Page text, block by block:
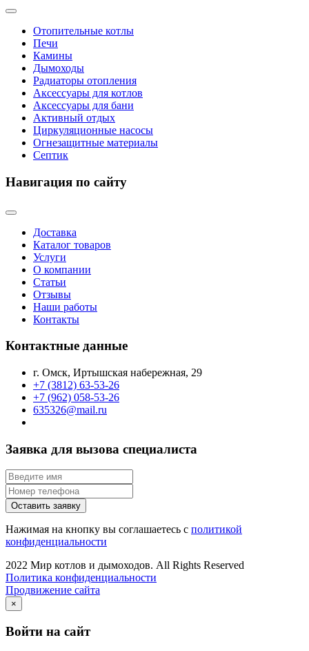
Отопительные котлы
Печи
Камины
Дымоходы
Радиаторы отопления
Аксессуары для котлов
Аксессуары для бани
Активный отдых
Циркуляционные насосы
Огнезащитные материалы
Септик
Навигация по сайту
Доставка
Каталог товаров
Услуги
О компании
Статьи
Отзывы
Наши работы
Контакты
Контактные данные
г. Омск, Иртышская набережная, 29
+7 (3812) 63-53-26
+7 (962) 058-53-26
635326@mail.ru
Заявка для вызова специалиста
Оставить заявку
Нажимая на кнопку вы соглашаетесь с политикой
конфиденциальности
2022 Мир котлов и дымоходов. All Rights Reserved
Политика конфиденциальности
Продвижение сайта
×
Войти на сайт